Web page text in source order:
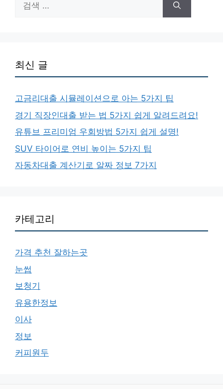
색:
최신 글
고금리대출 시뮬레이션으로 아는 5가지 팁
경기 직장인대출 받는 법 5가지 쉽게 알려드려요!
유튜브 프리미엄 우회방법 5가지 쉽게 설명!
SUV 타이어로 연비 높이는 5가지 팁
자동차대출 계산기로 알짜 정보 7가지
카테고리
가격 추천 잘하는곳
눈썹
보청기
유용한정보
이사
정보
커피원두